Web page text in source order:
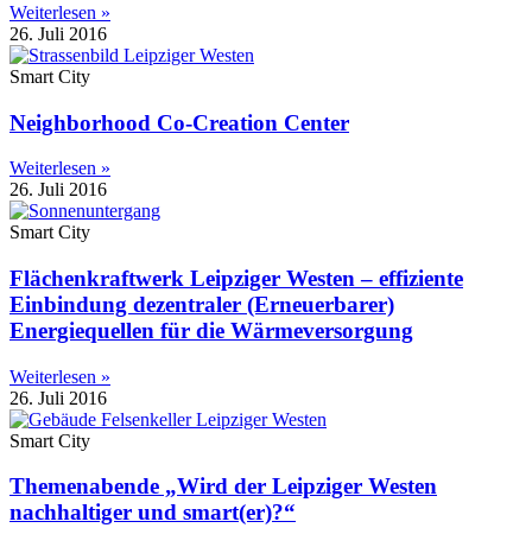
Weiterlesen »
26. Juli 2016
Smart City
Neighborhood Co-Creation Center
Weiterlesen »
26. Juli 2016
Smart City
Flächenkraftwerk Leipziger Westen – effiziente
Einbindung dezentraler (Erneuerbarer)
Energiequellen für die Wärmeversorgung
Weiterlesen »
26. Juli 2016
Smart City
Themenabende „Wird der Leipziger Westen
nachhaltiger und smart(er)?“